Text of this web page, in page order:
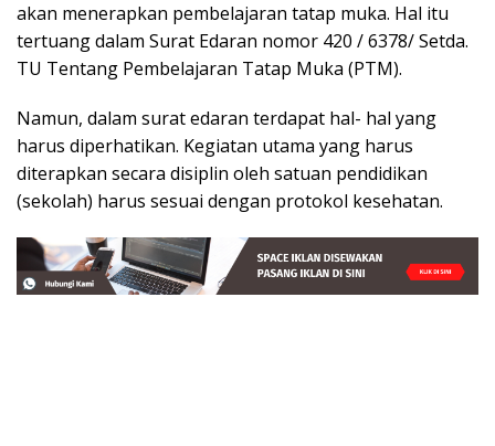
akan menerapkan pembelajaran tatap muka. Hal itu
tertuang dalam Surat Edaran nomor 420 / 6378/ Setda.
TU Tentang Pembelajaran Tatap Muka (PTM).
Namun, dalam surat edaran terdapat hal- hal yang
harus diperhatikan. Kegiatan utama yang harus
diterapkan secara disiplin oleh satuan pendidikan
(sekolah) harus sesuai dengan protokol kesehatan.